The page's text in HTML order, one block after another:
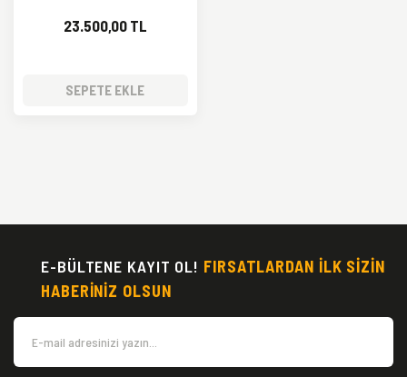
23.500,00 TL
SEPETE EKLE
E-BÜLTENE KAYIT OL! FIRSATLARDAN İLK SİZİN
HABERİNİZ OLSUN